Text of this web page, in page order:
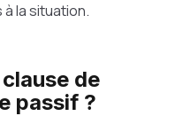
la situation.
de
passif ?